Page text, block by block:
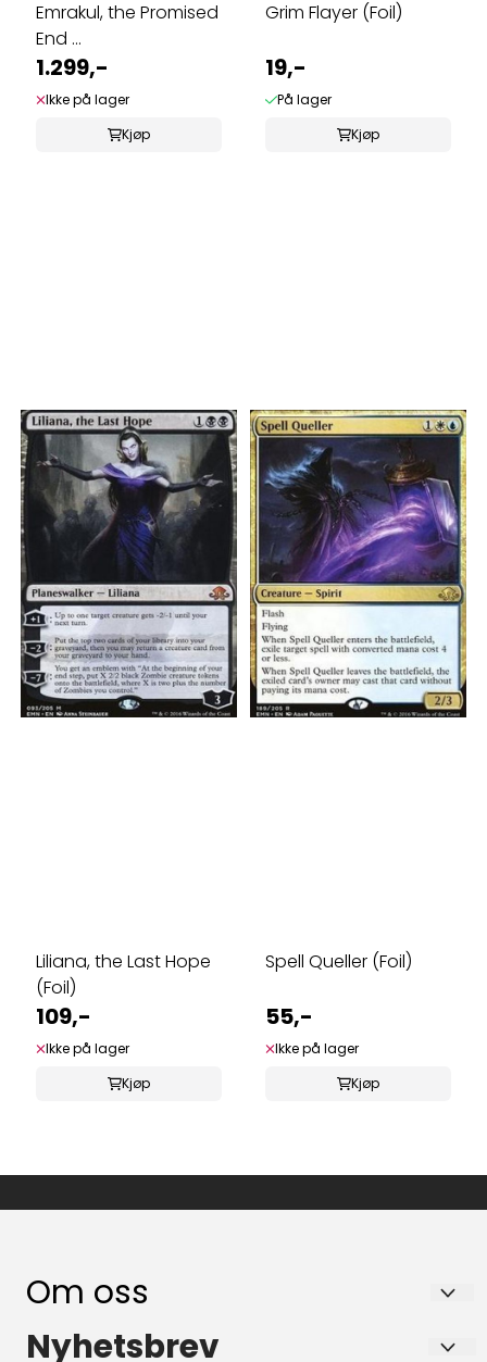
Emrakul, the Promised
End ...
1.299,-
Ikke på lager
Kjøp
Grim Flayer (Foil)
19,-
På lager
Kjøp
Liliana, the Last Hope
(Foil)
109,-
Ikke på lager
Kjøp
Spell Queller (Foil)
55,-
Ikke på lager
Kjøp
Om oss
KORTHAIEN SVEIN-HARALD BAKKE
Nyhetsbrev